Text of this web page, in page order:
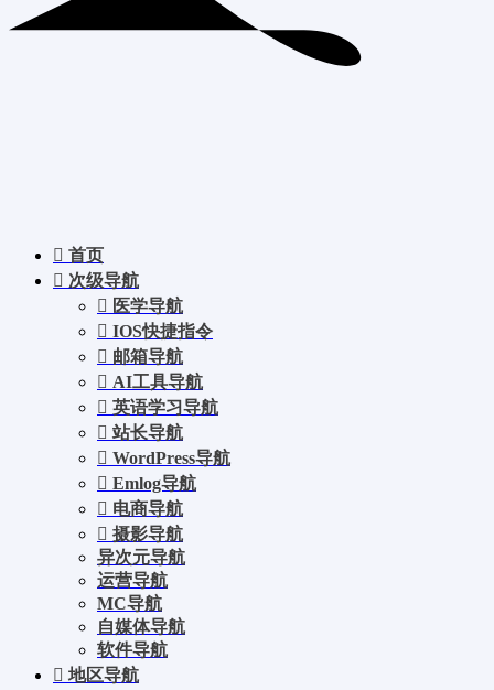
首页
次级导航
医学导航
IOS快捷指令
邮箱导航
AI工具导航
英语学习导航
站长导航
WordPress导航
Emlog导航
电商导航
摄影导航
异次元导航
运营导航
MC导航
自媒体导航
软件导航
地区导航